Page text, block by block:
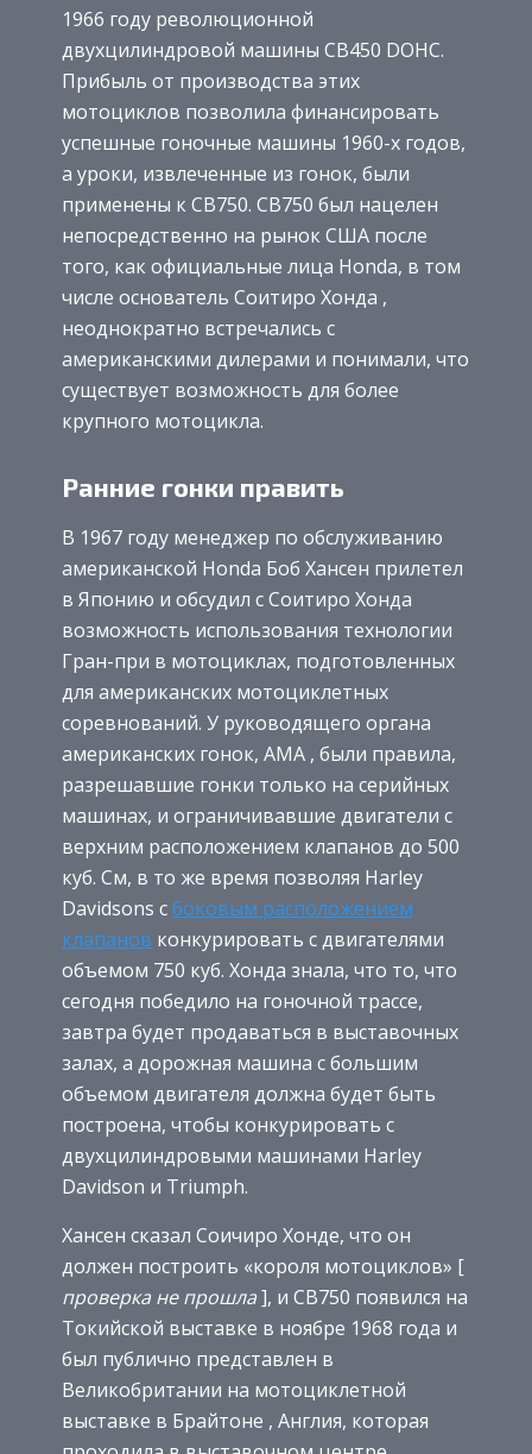
1966 году революционной
двухцилиндровой машины CB450 DOHC.
Прибыль от производства этих
мотоциклов позволила финансировать
успешные гоночные машины 1960-х годов,
а уроки, извлеченные из гонок, были
применены к CB750. CB750 был нацелен
непосредственно на рынок США после
того, как официальные лица Honda, в том
числе основатель Соитиро Хонда ,
неоднократно встречались с
американскими дилерами и понимали, что
существует возможность для более
крупного мотоцикла.
Ранние гонки править
В 1967 году менеджер по обслуживанию
американской Honda Боб Хансен прилетел
в Японию и обсудил с Соитиро Хонда
возможность использования технологии
Гран-при в мотоциклах, подготовленных
для американских мотоциклетных
соревнований. У руководящего органа
американских гонок, AMA , были правила,
разрешавшие гонки только на серийных
машинах, и ограничивавшие двигатели с
верхним расположением клапанов до 500
куб. См, в то же время позволяя Harley
Davidsons сбоковым расположением
клапанов конкурировать с двигателями
объемом 750 куб. Хонда знала, что то, что
сегодня победило на гоночной трассе,
завтра будет продаваться в выставочных
залах, а дорожная машина с большим
объемом двигателя должна будет быть
построена, чтобы конкурировать с
двухцилиндровыми машинами Harley
Davidson и Triumph.
Хансен сказал Соичиро Хонде, что он
должен построить «короля мотоциклов» [
проверка не прошла], и CB750 появился на
Токийской выставке в ноябре 1968 года и
был публично представлен в
Великобритании на мотоциклетной
выставке в Брайтоне , Англия, которая